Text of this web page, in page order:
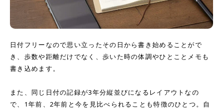
日付フリーなので思い立ったその日から書き始めることがで
き、歩数や距離だけでなく、歩いた時の体調やひとことメモも
書き込めます。
また、同じ日付の記録が3年分縦並びになるレイアウトなの
で、1年前、2年前と今を見比べられることも特徴のひとつ。自